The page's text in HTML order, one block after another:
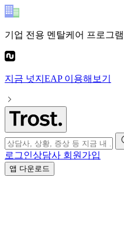
기업 전용 멘탈케어 프로그램
지금 넛지EAP이용해보기
로그인상담사 회원가입
앱 다운로드